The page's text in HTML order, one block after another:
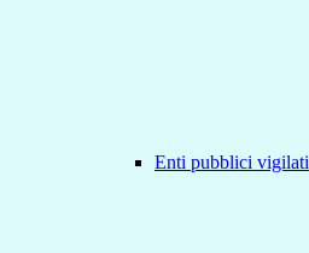
Enti pubblici vigilati